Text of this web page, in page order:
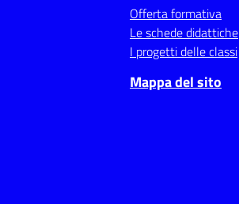
Offerta formativa
Le schede didattiche
I progetti delle classi
Mappa del sito